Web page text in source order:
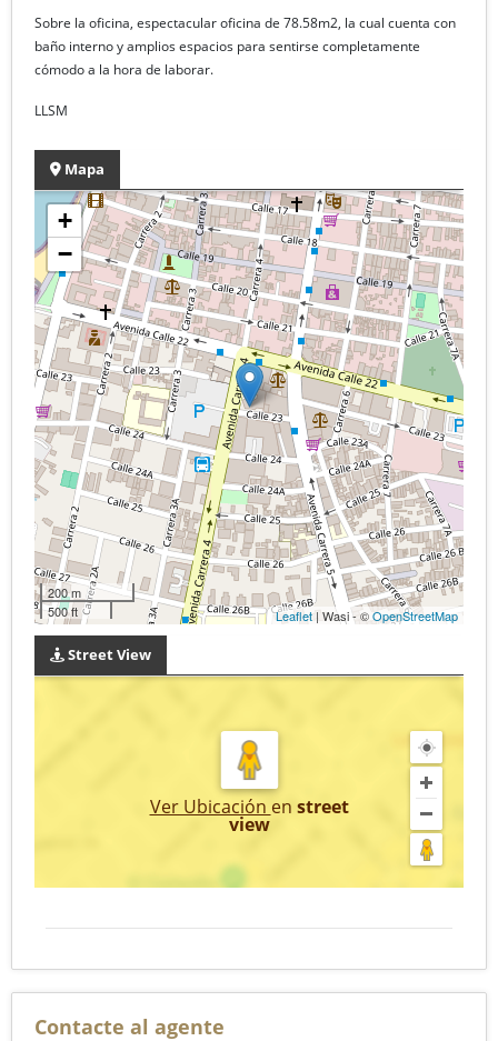
Sobre la oficina, espectacular oficina de 78.58m2, la cual cuenta con
baño interno y amplios espacios para sentirse completamente
cómodo a la hora de laborar.
LLSM
Mapa
+
−
200 m
500 ft
Leaflet | Wasi - ©OpenStreetMap
Street View
Ver Ubicación en street
view
Contacte al agente